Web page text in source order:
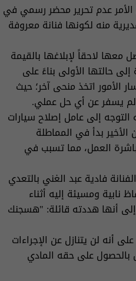
الأمر عدم تحرير محضر رسمي في
منه لكونها فنانة معروفة
معها لاحقاً لإبلاغها بالقيمة
إلى حالتها الأولى بناءً على
الأمور اتخذ منحى آخر؛ حيث
لم يسفر عن أي حل عملي.
إلى عامل إصلاح سيارات
بدأ في المماطلة
العمل، مما تسبب في
فادية عبد الغني بالتعدي
نابية ومسيئة إليه أثناء
إلى أنها هددته قائلة: "هسجنك
أنه لن يتنازل عن الإجراءات
بالحصول على حقه المادي